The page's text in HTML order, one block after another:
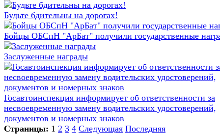
Будьте бдительны на дорогах!
Бойцы ОБСпН "АрБат" получили государственные
Заслуженные награды
Госавтоинспекция информирует об ответственности за
несвоевременную замену водительских удостоверений,
документов и номерных знаков
Страницы: 1 2 3 4 Следующая Последняя